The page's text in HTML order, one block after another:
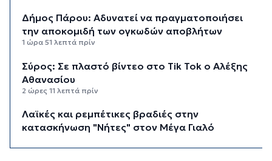
Δήμος Πάρου: Αδυνατεί να πραγματοποιήσει
την αποκομιδή των ογκωδών αποβλήτων
1 ώρα 51 λεπτά πρίν
Σύρος: Σε πλαστό βίντεο στο Tik Tok ο Αλέξης
Αθανασίου
2 ώρες 11 λεπτά πρίν
Λαϊκές και ρεμπέτικες βραδιές στην
κατασκήνωση "Νήτες" στον Μέγα Γιαλό